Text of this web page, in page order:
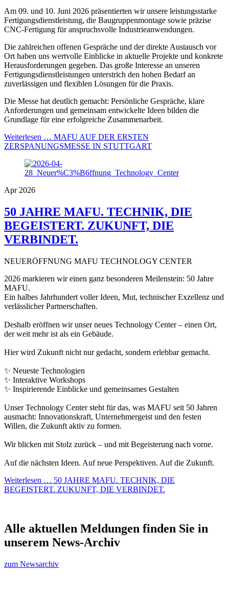
Am 09. und 10. Juni 2026 präsentierten wir unsere leistungsstarke
Fertigungsdienstleistung, die Baugruppenmontage sowie präzise
CNC-Fertigung für anspruchsvolle Industrieanwendungen.
Die zahlreichen offenen Gespräche und der direkte Austausch vor
Ort haben uns wertvolle Einblicke in aktuelle Projekte und konkrete
Herausforderungen gegeben. Das große Interesse an unseren
Fertigungsdienstleistungen unterstrich den hohen Bedarf an
zuverlässigen und flexiblen Lösungen für die Praxis.
Die Messe hat deutlich gemacht: Persönliche Gespräche, klare
Anforderungen und gemeinsam entwickelte Ideen bilden die
Grundlage für eine erfolgreiche Zusammenarbeit.
Weiterlesen … MAFU AUF DER ERSTEN
ZERSPANUNGSMESSE IN STUTTGART
Apr 2026
50 JAHRE MAFU. TECHNIK, DIE
BEGEISTERT. ZUKUNFT, DIE
VERBINDET.
NEUERÖFFNUNG MAFU TECHNOLOGY CENTER
2026 markieren wir einen ganz besonderen Meilenstein: 50 Jahre
MAFU.
Ein halbes Jahrhundert voller Ideen, Mut, technischer Exzellenz und
verlässlicher Partnerschaften.
Deshalb eröffnen wir unser neues Technology Center – einen Ort,
der weit mehr ist als ein Gebäude.
Hier wird Zukunft nicht nur gedacht, sondern erlebbar gemacht.
✨ Neueste Technologien
✨ Interaktive Workshops
✨ Inspirierende Einblicke und gemeinsames Gestalten
Unser Technology Center steht für das, was MAFU seit 50 Jahren
ausmacht: Innovationskraft, Unternehmergeist und den festen
Willen, die Zukunft aktiv zu formen.
Wir blicken mit Stolz zurück – und mit Begeisterung nach vorne.
Auf die nächsten Ideen. Auf neue Perspektiven. Auf die Zukunft.
Weiterlesen … 50 JAHRE MAFU. TECHNIK, DIE
BEGEISTERT. ZUKUNFT, DIE VERBINDET.
Alle aktuellen Meldungen finden Sie in
unserem News-Archiv
zum Newsarchiv